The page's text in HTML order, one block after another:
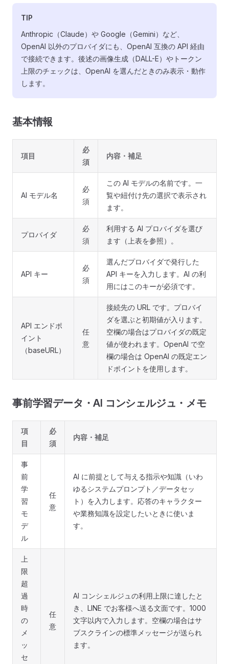
TIP
Anthropic（Claude）や Google（Gemini）など、
OpenAI 以外のプロバイダにも、OpenAI 互換の API 経由
で接続できます。後述の画像生成（DALL-E）やトークン
上限のチェックは、OpenAI を選んだときのみ表示・動作
します。
基本情報
項目
必
須
内容・補足
AI モデル名
必
須
この AI モデルの名前です。一
覧や紐付け先の選択で表示され
ます。
プロバイダ
必
須
利用する AI プロバイダを選び
ます（上表を参照）。
API キー
必
須
選んだプロバイダで発行した
API キーを入力します。AI の利
用にはこのキーが必須です。
API エンドポ
イント
（baseURL）
任
意
接続先の URL です。プロバイ
ダを選ぶと初期値が入ります。
空欄の場合はプロバイダの既定
値が使われます。OpenAI で空
欄の場合は OpenAI の既定エン
ドポイントを使用します。
事前学習データ・AI コンシェルジュ・メモ
項
目
必
須
内容・補足
事
前
学
習
モ
デ
ル
任
意
AI に前提として与える指示や知識（いわ
ゆるシステムプロンプト／データセッ
ト）を入力します。応答のキャラクター
や業務知識を設定したいときに使いま
す。
上
限
超
過
時
の
メ
ッ
セ
任
意
AI コンシェルジュの利用上限に達したと
き、LINE でお客様へ送る文面です。1000
文字以内で入力します。空欄の場合はサ
ブスクラインの標準メッセージが送られ
ます。